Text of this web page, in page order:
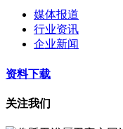
媒体报道
行业资讯
企业新闻
资料下载
关注我们